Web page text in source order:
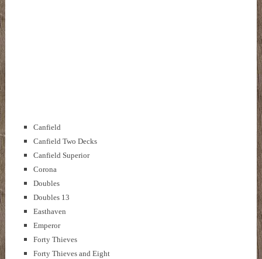
Canfield
Canfield Two Decks
Canfield Superior
Corona
Doubles
Doubles 13
Easthaven
Emperor
Forty Thieves
Forty Thieves and Eight